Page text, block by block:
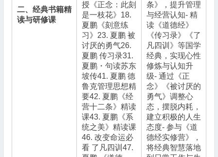
二、经典书籍精
读与研修课
授《正念：此刻
是一枝花》18.
夏鹏《刻意练
习》23. 夏鹏 被
讨厌的勇气26.
夏鹏 传习录31.
夏鹏・句读苏东
坡传41. 夏鹏 德
鲁克管理思想精
要42. 夏鹏《经
营十二条》精读
课43. 夏鹏《系
统之美》精读课
46. 改变命运必
看 了凡四训47.
条》，提升管理
与经营认知- 精
读《道德经》
《传习录》《了
凡四训》等国学
经典，实现心性
修炼与认知升
级- 通过《正
念》《被讨厌的
勇气》调整心
态，摆脱内耗，
建立积极的人生
态度- 参与《道
德经实修营》，
将经典智慧落地